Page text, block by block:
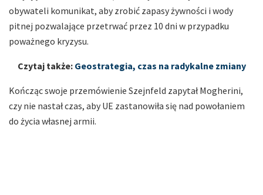
obywateli komunikat, aby zrobić zapasy żywności i wody
pitnej pozwalające przetrwać przez 10 dni w przypadku
poważnego kryzysu.
Czytaj także: Geostrategia, czas na radykalne zmiany
Kończąc swoje przemówienie Szejnfeld zapytał Mogherini,
czy nie nastał czas, aby UE zastanowiła się nad powołaniem
do życia własnej armii.